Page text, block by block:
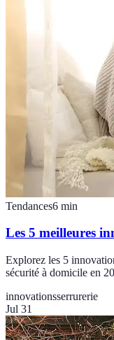
Tendances6 min
Les 5 meilleures
Explorez les 5
sécurité à domicile en
innovationsserrurerie
Jul 31